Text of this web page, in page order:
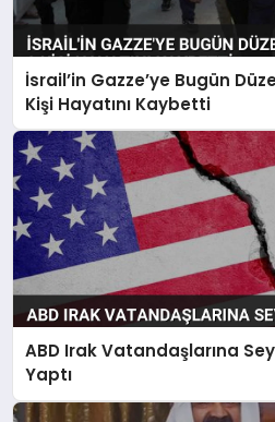
İsrail’in Gazze’ye Bugün
Kişi Hayatını Kaybetti
ABD Irak Vatandaşlarına
Yaptı